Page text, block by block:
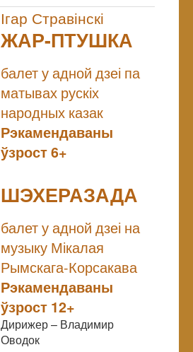
Ігар Стравінскі
ЖАР-ПТУШКА
балет у адной дзеі па
матывах рускіх
народных казак
Рэкамендаваны
ўзрост 6+
ШЭХЕРАЗАДА
балет у адной дзеі на
музыку Мікалая
Рымскага-Корсакава
Рэкамендаваны
ўзрост 12+
Дирижер – Владимир
Оводок